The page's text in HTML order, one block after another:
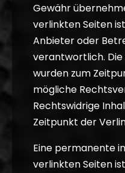
Gewähr
verlinkten Seiten
Anbieter oder
verantwortlich.
wurden zum
mögliche
Rechtswidrige
Zeitpunkt der
Eine permanente
verlinkten Seiten